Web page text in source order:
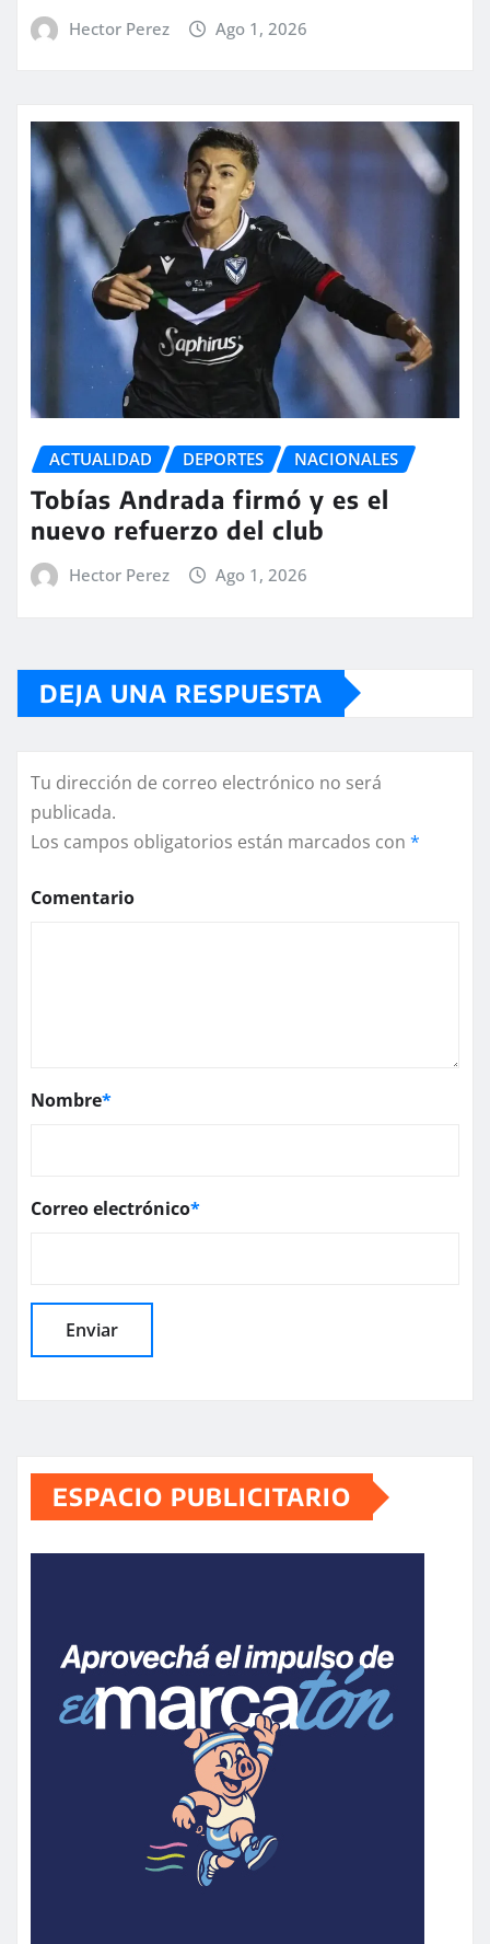
Hector Perez Ago 1, 2026
ACTUALIDAD DEPORTES NACIONALES
Tobías Andrada firmó y es el
nuevo refuerzo del club
Hector Perez Ago 1, 2026
DEJA UNA RESPUESTA
Tu dirección de correo electrónico no será
publicada.
Los campos obligatorios están marcados con *
Comentario
Nombre*
Correo electrónico*
ESPACIO PUBLICITARIO